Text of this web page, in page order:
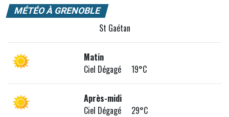
MÉTÉO À GRENOBLE
St Gaétan
Matin
Ciel Dégagé 19°C
Après-midi
Ciel Dégagé 29°C